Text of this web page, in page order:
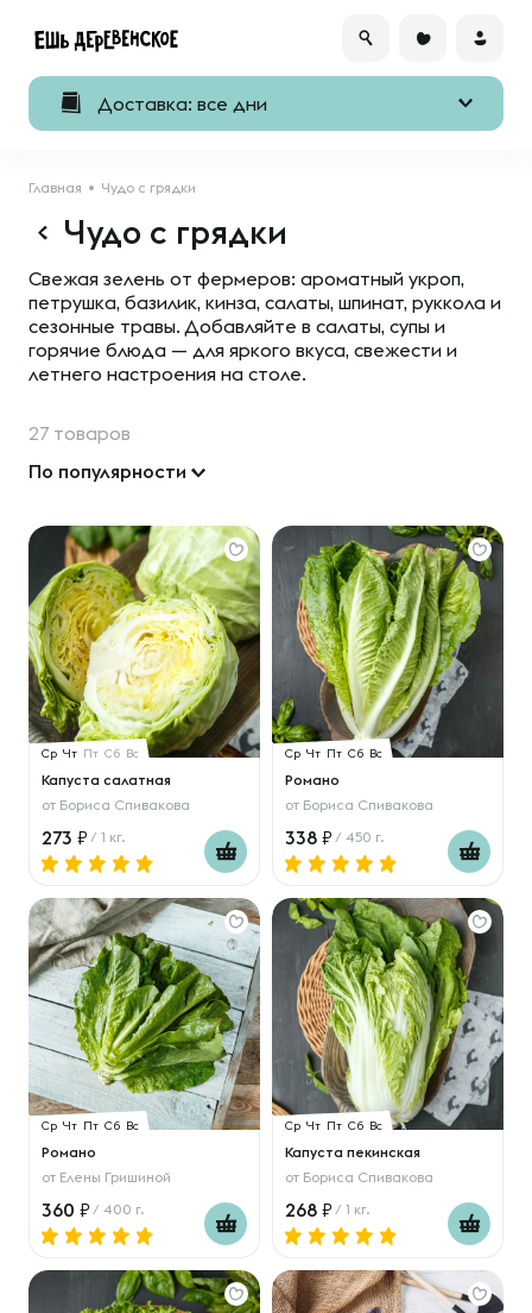
Доставка: все дни
Главная Чудо с грядки
Чудо с грядки
Свежая зелень от фермеров: ароматный укроп,
петрушка, базилик, кинза, салаты, шпинат, руккола и
сезонные травы. Добавляйте в салаты, супы и
горячие блюда — для яркого вкуса, свежести и
летнего настроения на столе.
27 товаров
По популярности
Ср Чт Пт Сб Вс
Капуста салатная
от Бориса Спивакова
273 / 1 кг.
Ср Чт Пт Сб Вс
Романо
от Бориса Спивакова
338 / 450 г.
Ср Чт Пт Сб Вс
Романо
от Елены Гришиной
360 / 400 г.
Ср Чт Пт Сб Вс
Капуста пекинская
от Бориса Спивакова
268 / 1 кг.